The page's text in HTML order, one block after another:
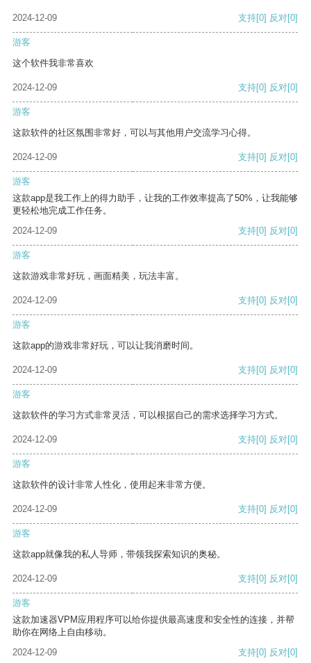
2024-12-09 支持[0] 反对[0]
游客
这个软件我非常喜欢
2024-12-09 支持[0] 反对[0]
游客
这款软件的社区氛围非常好，可以与其他用户交流学习心得。
2024-12-09 支持[0] 反对[0]
游客
这款app是我工作上的得力助手，让我的工作效率提高了50%，让我能够
更轻松地完成工作任务。
2024-12-09
支持[0] 反对[0]
游客
这款游戏非常好玩，画面精美，玩法丰富。
2024-12-09 支持[0] 反对[0]
游客
这款app的游戏非常好玩，可以让我消磨时间。
2024-12-09 支持[0] 反对[0]
游客
这款软件的学习方式非常灵活，可以根据自己的需求选择学习方式。
2024-12-09 支持[0] 反对[0]
游客
这款软件的设计非常人性化，使用起来非常方便。
2024-12-09 支持[0] 反对[0]
游客
这款app就像我的私人导师，带领我探索知识的奥秘。
2024-12-09 支持[0] 反对[0]
游客
这款加速器VPM应用程序可以给你提供最高速度和安全性的连接，并帮
助你在网络上自由移动。
2024-12-09
支持[0] 反对[0]